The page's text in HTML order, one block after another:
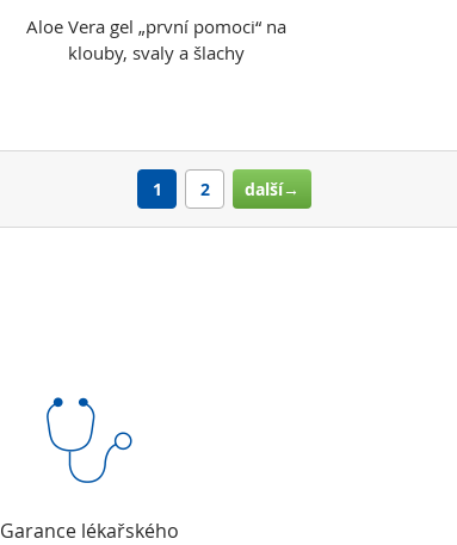
Aloe Vera gel „první pomoci“ na
klouby, svaly a šlachy
1 2 další→
Garance lékařského